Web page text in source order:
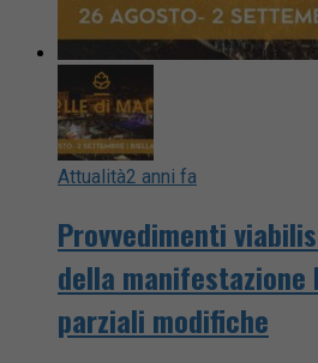
Attualità2 anni fa
Provvedimenti
della manifestazione
parziali modifiche